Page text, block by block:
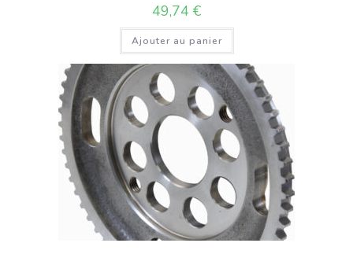
49,74 €
Ajouter au panier